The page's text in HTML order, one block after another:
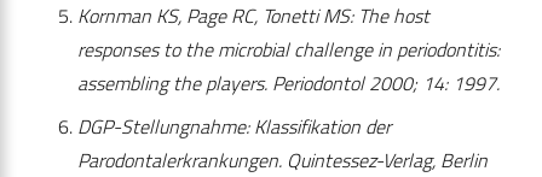
Kornman KS, Page RC, Tonetti MS: The host
responses to the microbial challenge in periodontitis:
assembling the players. Periodontol 2000; 14: 1997.
DGP-Stellungnahme: Klassifikation der
Parodontalerkrankungen. Quintessez-Verlag, Berlin